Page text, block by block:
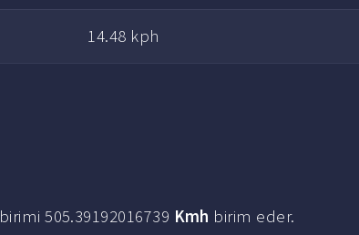
14.48 kph
birimi 505.39192016739 Kmh birim eder.